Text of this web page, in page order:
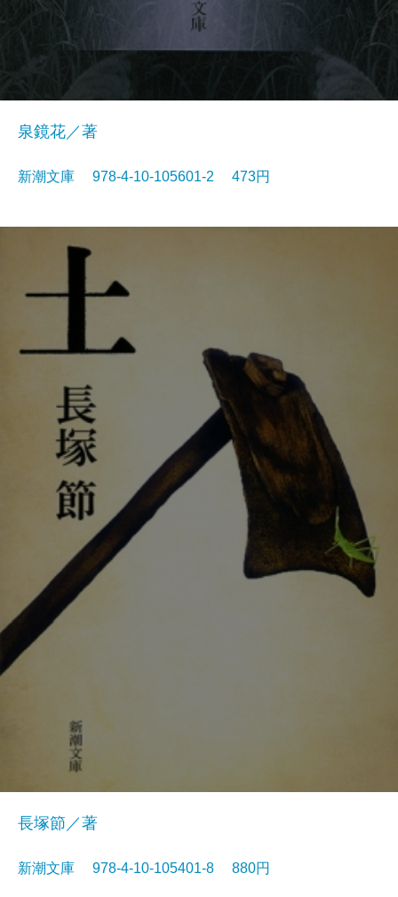
泉鏡花／著
新潮文庫 978-4-10-105601-2 473円
長塚節／著
新潮文庫 978-4-10-105401-8 880円